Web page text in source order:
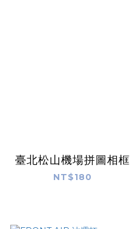
臺北松山機場拼圖相框
NT$180